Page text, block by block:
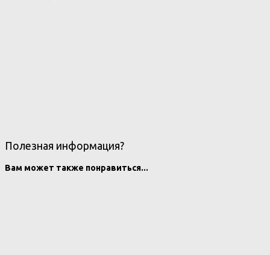
Полезная информация?
Вам может также понравиться...